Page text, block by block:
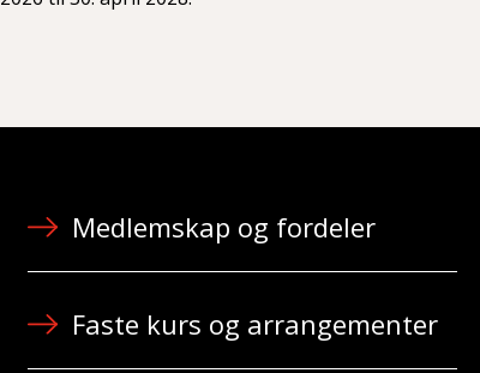
Medlemskap og fordeler
Faste kurs og arrangementer